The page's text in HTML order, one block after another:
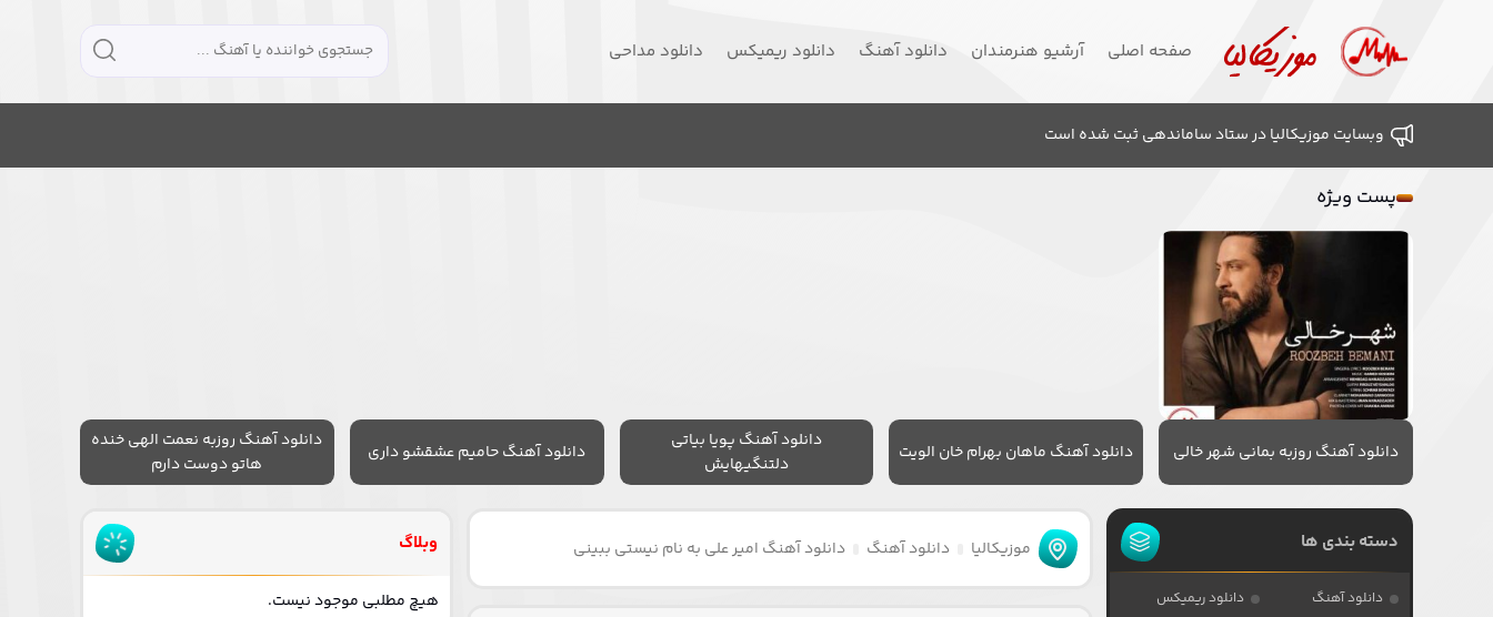
صفحه اصلی آرشیو هنرمندان دانلود آهنگ دانلود ریمیکس دانلود مداحی
وبسایت موزیکالیا در ستاد ساماندهی ثبت شده است
پست ویژه
دانلود آهنگ روزبه بمانی شهر خالی دانلود آهنگ ماهان بهرام خان الویت
دانلود آهنگ پویا بیاتی
دلتنگیهایش
دانلود آهنگ حامیم عشقشو داری
دانلود آهنگ روزبه نعمت الهی خنده
هاتو دوست دارم
موزیکالیا دانلود آهنگ دانلود آهنگ امیر علی به نام نیستی ببینی دسته بندی ها
دانلود آهنگ
دانلود ریمیکس
وبلاگ
هیچ مطلبی موجود نیست.